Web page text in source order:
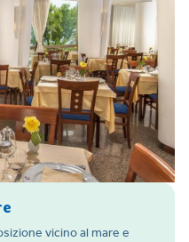
vicino al mare e